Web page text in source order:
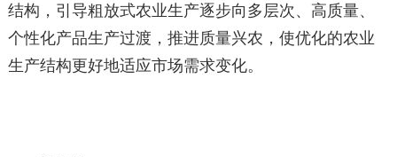
结构，引导粗放式农业生产逐步向多层次、高质量、
个性化产品生产过渡，推进质量兴农，使优化的农业
生产结构更好地适应市场需求变化。